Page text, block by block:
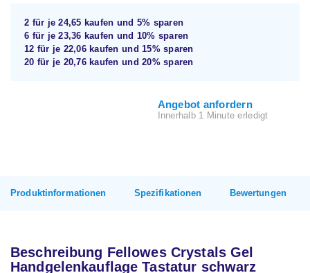
2 für je24,65 kaufen und 5% sparen
6 für je23,36 kaufen und 10% sparen
12 für je 22,06kaufen und15%sparen
20 für je 20,76kaufen und20%sparen
Angebot anfordern
Innerhalb 1 Minute erledigt
Produktinformationen Spezifikationen Bewertungen
Beschreibung Fellowes Crystals Gel
Handgelenkauflage Tastatur schwarz